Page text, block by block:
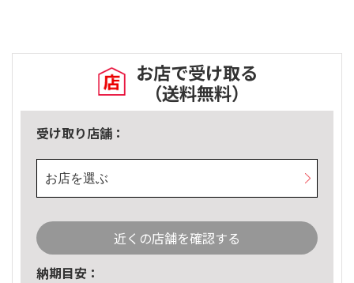
お店で受け取る
（送料無料）
受け取り店舗：
お店を選ぶ
近くの店舗を確認する
納期目安：